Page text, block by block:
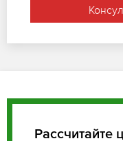
Рассчитайте